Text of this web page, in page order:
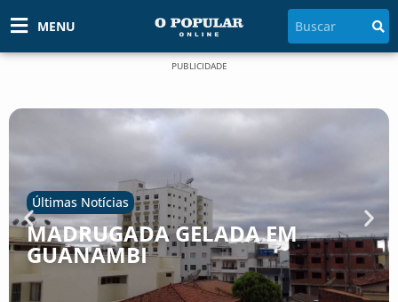
MENU
PUBLICIDADE
Últimas Notícias
MADRUGADA GELADA EM
GUANAMBI